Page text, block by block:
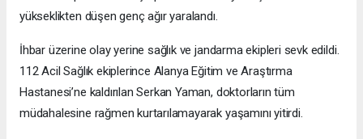
yükseklikten düşen genç ağır yaralandı.
İhbar üzerine olay yerine sağlık ve jandarma ekipleri sevk edildi.
112 Acil Sağlık ekiplerince Alanya Eğitim ve Araştırma
Hastanesi’ne kaldırılan Serkan Yaman, doktorların tüm
müdahalesine rağmen kurtarılamayarak yaşamını yitirdi.